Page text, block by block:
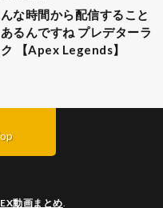
な時間から配信すること
るんですね プレデターラ
【Apex Legends】
動画まとめ